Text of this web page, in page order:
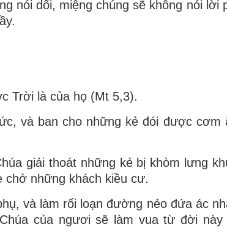
nói dối, miệng chúng sẽ không nói lời
Trời là của họ (Mt 5,3).
và ban cho những kẻ đói được cơm
giải thoát những kẻ bị khòm lưng
chở những khách kiều cư.
và làm rối loạn đường nẻo đứa ác
của ngươi sẽ làm vua từ đời này